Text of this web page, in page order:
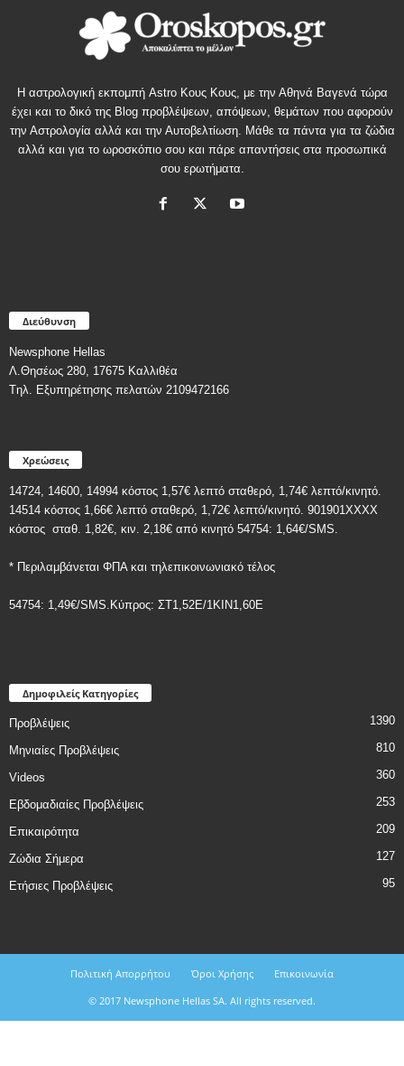
Η αστρολογική εκπομπή Astro Κους Κους, με την Αθηνά Βαγενά τώρα
έχει και το δικό της Blog προβλέψεων, απόψεων, θεμάτων που αφορούν
την Αστρολογία αλλά και την Αυτοβελτίωση. Μάθε τα πάντα για τα ζώδια
αλλά και για το ωροσκόπιο σου και πάρε απαντήσεις στα προσωπικά
σου ερωτήματα.
Διεύθυνση
Newsphone Hellas
Λ.Θησέως 280, 17675 Καλλιθέα
Tηλ. Εξυπηρέτησης πελατών 2109472166
Χρεώσεις
14724, 14600, 14994 κόστος 1,57€ λεπτό σταθερό, 1,74€ λεπτό/κινητό.
14514 κόστος 1,66€ λεπτό σταθερό, 1,72€ λεπτό/κινητό. 901901ΧΧΧΧ
κόστος σταθ. 1,82€, κιν. 2,18€ από κινητό 54754: 1,64€/SMS.
* Περιλαμβάνεται ΦΠΑ και τηλεπικοινωνιακό τέλος
54754: 1,49€/SMS.Κύπρος: ΣT1,52E/1KIN1,60E
Δημοφιλείς Κατηγορίες
Προβλέψεις 1390
Μηνιαίες Προβλέψεις 810
Videos 360
Εβδομαδιαίες Προβλέψεις 253
Επικαιρότητα 209
Ζώδια Σήμερα 127
Ετήσιες Προβλέψεις 95
Πολιτική Απορρήτου Όροι Χρήσης
Επικοινωνία
© 2017 Newsphone Hellas SA. All rights reserved.